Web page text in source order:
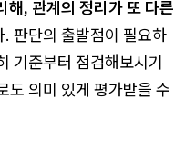
해, 관계의 정리가 또 다른
. 판단의 출발점이 필요하
기준부터 점검해보시기
도 의미 있게 평가받을 수